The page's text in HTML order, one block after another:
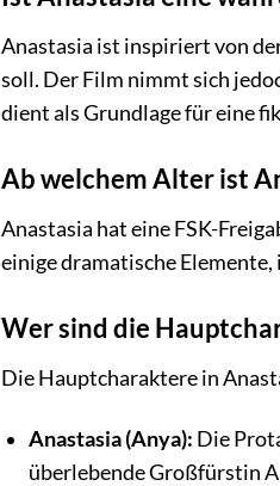
Anastasia ist inspiriert von
soll. Der Film nimmt sich
dient als Grundlage für eine
Ab welchem Alter ist
Anastasia hat eine FSK-
einige dramatische Elemente,
Wer sind die
Die Hauptcharaktere in
Anastasia (Anya): Die
überlebende Großfürstin